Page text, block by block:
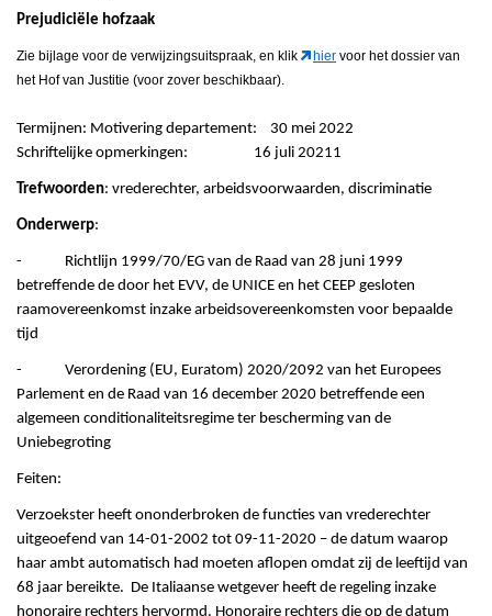
Prejudiciële hofzaak
Zie bijlage voor de verwijzingsuitspraak, en klik hier voor het dossier van
het Hof van Justitie (voor zover beschikbaar).
Termijnen: Motivering departement: 30 mei 2022
Schriftelijke opmerkingen: 16 juli 20211
Trefwoorden: vrederechter, arbeidsvoorwaarden, discriminatie
Onderwerp:
- Richtlijn 1999/70/EG van de Raad van 28 juni 1999
betreffende de door het EVV, de UNICE en het CEEP gesloten
raamovereenkomst inzake arbeidsovereenkomsten voor bepaalde
tijd
- Verordening (EU, Euratom) 2020/2092 van het Europees
Parlement en de Raad van 16 december 2020 betreffende een
algemeen conditionaliteitsregime ter bescherming van de
Uniebegroting
Feiten:
Verzoekster heeft ononderbroken de functies van vrederechter
uitgeoefend van 14-01-2002 tot 09-11-2020 – de datum waarop
haar ambt automatisch had moeten aflopen omdat zij de leeftijd van
68 jaar bereikte. De Italiaanse wetgever heeft de regeling inzake
honoraire rechters hervormd. Honoraire rechters die op de datum